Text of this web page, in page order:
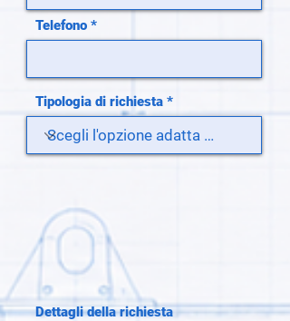
Telefono
Tipologia di richiesta
Dettagli della richiesta